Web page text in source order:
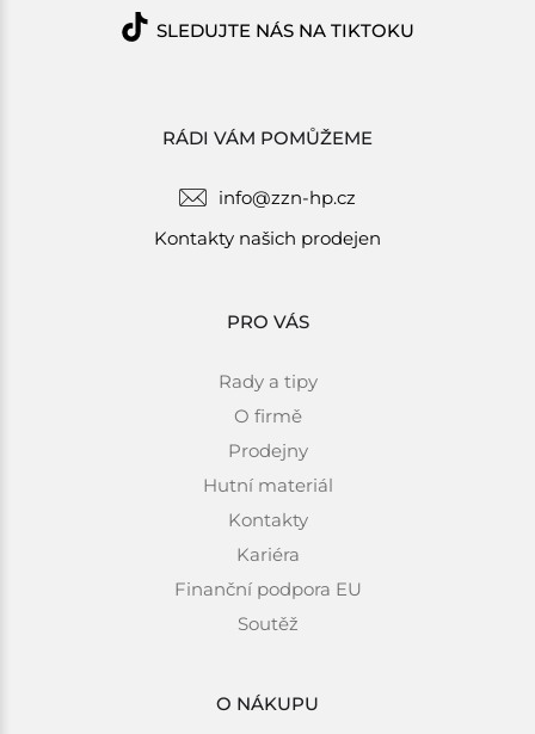
RÁDI VÁM POMŮŽEME
info@zzn-hp.cz
Kontakty našich prodejen
PRO VÁS
Rady a tipy
O firmě
Prodejny
Hutní materiál
Kontakty
Kariéra
Finanční podpora EU
Soutěž
O NÁKUPU
SLEDUJTE NÁS NA TIKTOKU